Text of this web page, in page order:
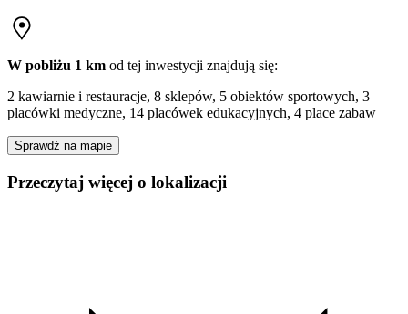
W pobliżu 1 km od tej inwestycji znajdują się:
2 kawiarnie i restauracje, 8 sklepów, 5 obiektów sportowych, 3
placówki medyczne, 14 placówek edukacyjnych, 4 place zabaw
Sprawdź na mapie
Przeczytaj więcej o lokalizacji